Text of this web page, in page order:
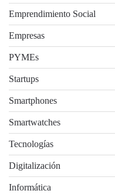
Emprendimiento Social
Empresas
PYMEs
Startups
Smartphones
Smartwatches
Tecnologías
Digitalización
Informática